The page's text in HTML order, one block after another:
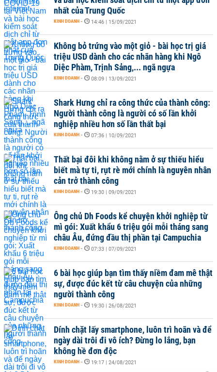
nhất của Trung Quốc
KINH DOANH - 14:46 | 15/09/2021
Không bỏ trứng vào một giỏ - bài học trị giá
triệu USD dành cho các nhãn hàng khi Ngô
Diệc Phàm, Trịnh Sảng,... ngã ngựa
KINH DOANH - 08:09 | 13/09/2021
Shark Hưng chỉ ra công thức của thành công:
Người thành công là người có số lần khởi
nghiệp nhiều hơn số lần thất bại
KINH DOANH - 07:36 | 10/09/2021
Thất bại đôi khi không nằm ở sự thiếu hiểu
biết mà tự ti, rụt rè mới chính là nguyên nhân
cản trở thành công
KINH DOANH - 19:30 | 09/09/2021
Ông chủ Dh Foods kể chuyện khởi nghiệp từ
mì gói: Xuất khẩu 6 triệu gói mỗi tháng sang
châu Âu, đứng đầu thị phần tại Campuchia
KINH DOANH - 07:33 | 07/09/2021
6 bài học giúp bạn tìm thấy niềm đam mê thật
sự, được đúc kết từ câu chuyện của những
người thành công
KINH DOANH - 19:30 | 26/08/2021
Dính chặt lấy smartphone, luôn trì hoãn và để
ngày dài trôi đi vô ích? Đừng lo lắng, bạn
không hề đơn độc
KINH DOANH - 19:17 | 24/08/2021